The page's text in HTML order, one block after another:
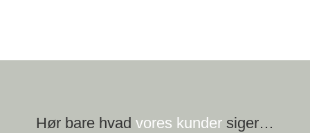
Hør bare hvad vores kundersiger…